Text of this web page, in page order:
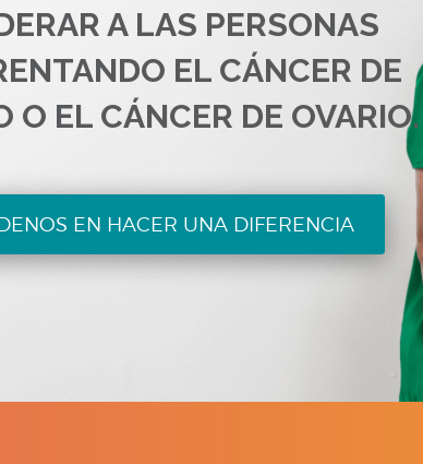
A LAS PERSONAS
EL CÁNCER DE
O EL CÁNCER DE OVARIO.
EN HACER UNA DIFERENCIA